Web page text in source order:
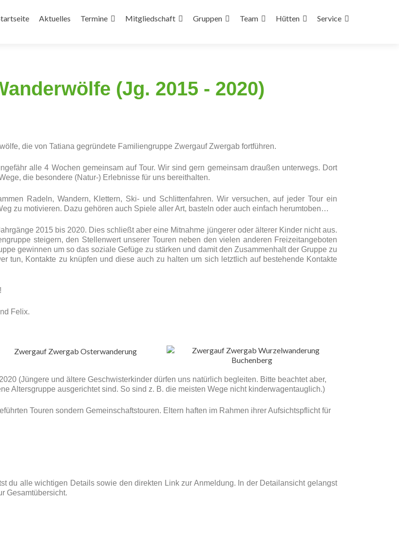
Aktuelles Termine Mitgliedschaft Gruppen Team Hütten Service
(Jg. 2015 - 2020)
die von Tatiana gegründete Familiengruppe Zwergauf Zwergab fortführen.
alle 4 Wochen gemeinsam auf Tour. Wir sind gern gemeinsam draußen unterwegs. Dort
die besondere (Natur-) Erlebnisse für uns bereithalten.
Radeln, Wandern, Klettern, Ski- und Schlittenfahren. Wir versuchen, auf jeder Tour ein
zu motivieren. Dazu gehören auch Spiele aller Art, basteln oder auch einfach herumtoben…
2015 bis 2020. Dies schließt aber eine Mitnahme jüngerer oder älterer Kinder nicht aus.
steigern, den Stellenwert unserer Touren neben den vielen anderen Freizeitangeboten
gewinnen um so das soziale Gefüge zu stärken und damit den Zusammenhalt der Gruppe zu
tun, Kontakte zu knüpfen und diese auch zu halten um sich letztlich auf bestehende Kontakte
Felix.
(Jüngere und ältere Geschwisterkinder dürfen uns natürlich begleiten. Bitte beachtet aber,
Altersgruppe ausgerichtet sind. So sind z. B. die meisten Wege nicht kinderwagentauglich.)
Touren sondern Gemeinschaftstouren. Eltern haften im Rahmen ihrer Aufsichtspflicht für
du alle wichtigen Details sowie den direkten Link zur Anmeldung. In der Detailansicht gelangst
Gesamtübersicht.